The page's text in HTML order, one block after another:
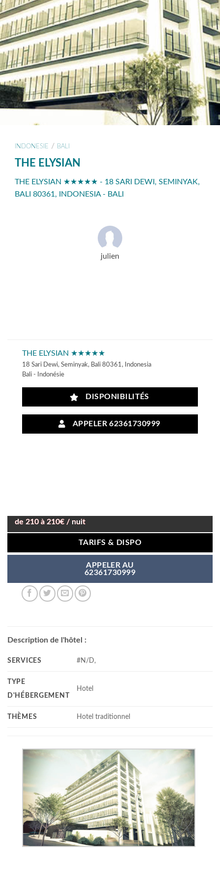
INDONESIE / BALI
THE ELYSIAN
THE ELYSIAN ★★★★★ - 18 SARI DEWI, SEMINYAK,
BALI 80361, INDONESIA - BALI
julien
THE ELYSIAN ★★★★★
18 Sari Dewi, Seminyak, Bali 80361, Indonesia
Bali - Indonésie
DISPONIBILITÉS
APPELER 62361730999
de 210 à 210€ / nuit
TARIFS & DISPO
APPELER AU
62361730999
Description de l'hôtel :
SERVICES #N/D,
TYPE
D'HÉBERGEMENT
Hotel
THÈMES Hotel traditionnel